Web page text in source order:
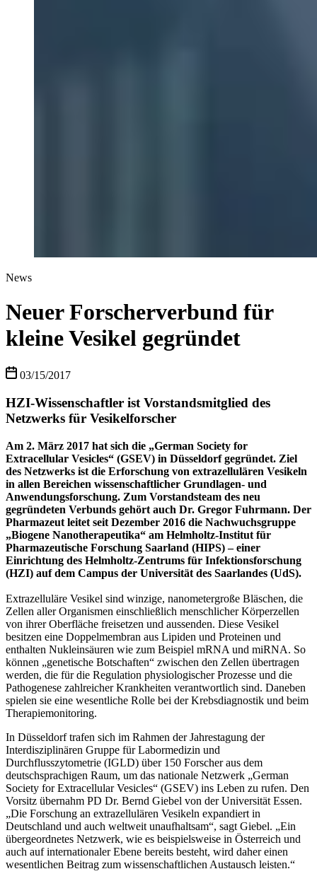
News
Neuer Forscherverbund für
kleine Vesikel gegründet
03/15/2017
HZI-Wissenschaftler ist Vorstandsmitglied des
Netzwerks für Vesikelforscher
Am 2. März 2017 hat sich die „German Society for
Extracellular Vesicles“ (GSEV) in Düsseldorf gegründet. Ziel
des Netzwerks ist die Erforschung von extrazellulären Vesikeln
in allen Bereichen wissenschaftlicher Grundlagen- und
Anwendungsforschung. Zum Vorstandsteam des neu
gegründeten Verbunds gehört auch Dr. Gregor Fuhrmann. Der
Pharmazeut leitet seit Dezember 2016 die Nachwuchsgruppe
„Biogene Nanotherapeutika“ am Helmholtz-Institut für
Pharmazeutische Forschung Saarland (HIPS) – einer
Einrichtung des Helmholtz-Zentrums für Infektionsforschung
(HZI) auf dem Campus der Universität des Saarlandes (UdS).
Extrazelluläre Vesikel sind winzige, nanometergroße Bläschen, die
Zellen aller Organismen einschließlich menschlicher Körperzellen
von ihrer Oberfläche freisetzen und aussenden. Diese Vesikel
besitzen eine Doppelmembran aus Lipiden und Proteinen und
enthalten Nukleinsäuren wie zum Beispiel mRNA und miRNA. So
können „genetische Botschaften“ zwischen den Zellen übertragen
werden, die für die Regulation physiologischer Prozesse und die
Pathogenese zahlreicher Krankheiten verantwortlich sind. Daneben
spielen sie eine wesentliche Rolle bei der Krebsdiagnostik und beim
Therapiemonitoring.
In Düsseldorf trafen sich im Rahmen der Jahrestagung der
Interdisziplinären Gruppe für Labormedizin und
Durchflusszytometrie (IGLD) über 150 Forscher aus dem
deutschsprachigen Raum, um das nationale Netzwerk „German
Society for Extracellular Vesicles“ (GSEV) ins Leben zu rufen. Den
Vorsitz übernahm PD Dr. Bernd Giebel von der Universität Essen.
„Die Forschung an extrazellulären Vesikeln expandiert in
Deutschland und auch weltweit unaufhaltsam“, sagt Giebel. „Ein
übergeordnetes Netzwerk, wie es beispielsweise in Österreich und
auch auf internationaler Ebene bereits besteht, wird daher einen
wesentlichen Beitrag zum wissenschaftlichen Austausch leisten.“